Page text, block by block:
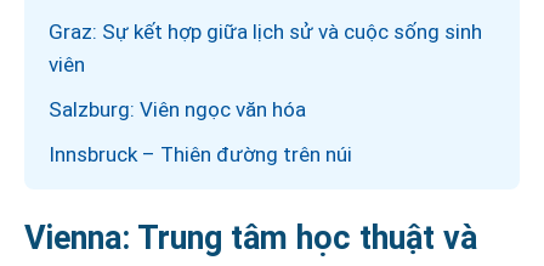
Graz: Sự kết hợp giữa lịch sử và cuộc sống sinh
viên
Salzburg: Viên ngọc văn hóa
Innsbruck – Thiên đường trên núi
Vienna: Trung tâm học thuật và